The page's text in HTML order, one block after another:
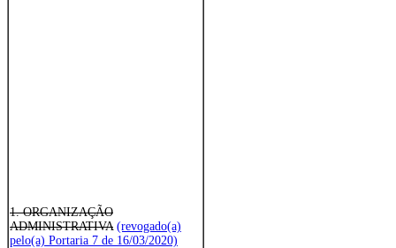
1. ORGANIZAÇÃO
ADMINISTRATIVA (revogado(a)
pelo(a) Portaria 7 de 16/03/2020)